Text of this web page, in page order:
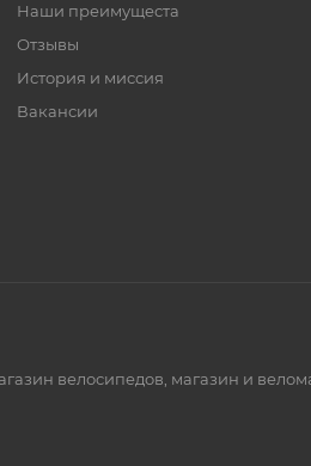
Наши преимущеста
Отзывы
История и миссия
Вакансии
велосипедов, магазин и